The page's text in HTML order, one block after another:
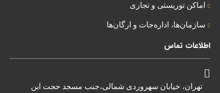
اماکن توریستی و تجاری
سازمان‌ها، اداره‌جات و ارگان‌ها
اطلاعات تماس
تهران، خیابان سهروردی شمالی،جنب مسجد حجت ابن